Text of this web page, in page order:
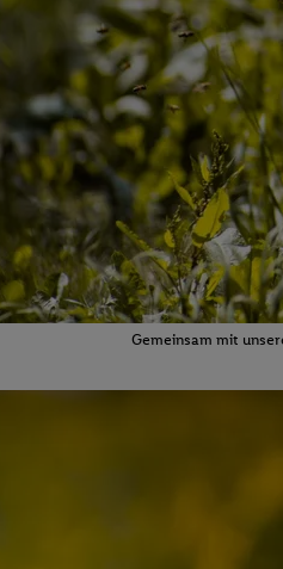
Gemeinsam mit